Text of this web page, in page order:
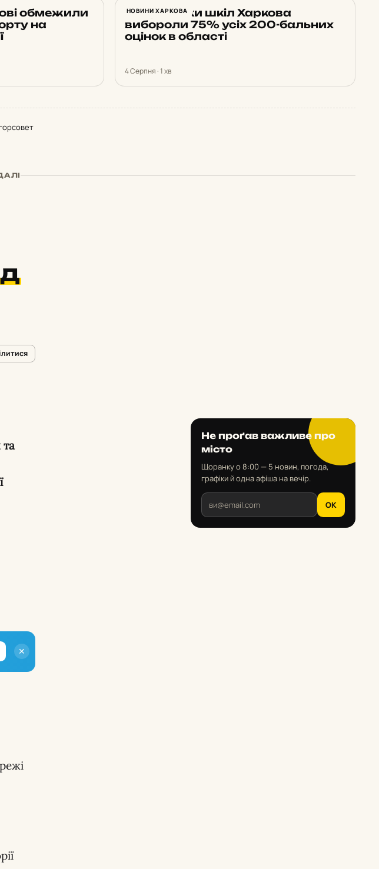
обмежили
на
НОВИНИ ХАРКОВА
Випускники шкіл Харкова
вибороли 75% усіх 200-бальних
оцінок в області
4 Серпня · 1 хв
та
✕
Не проґав важливе про
місто
Щоранку о 8:00 — 5 новин, погода,
графіки й одна афіша на вечір.
OK